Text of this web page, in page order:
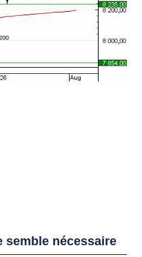
semble nécessaire